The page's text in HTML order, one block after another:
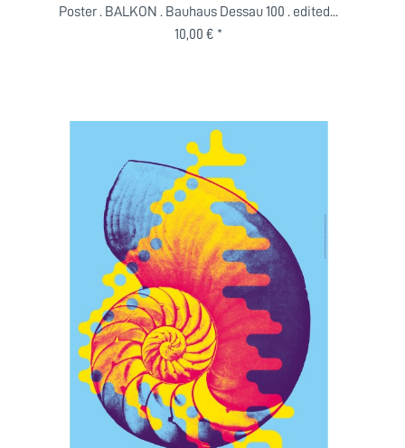
Poster . BALKON . Bauhaus Dessau 100 . edited...
10,00 € *